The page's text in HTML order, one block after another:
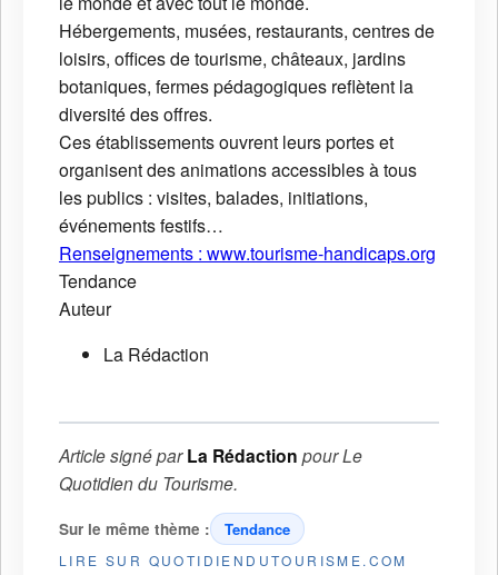
Hébergements, musées, restaurants, centres de
loisirs, offices de tourisme, châteaux, jardins
botaniques, fermes pédagogiques reflètent la
diversité des offres.
Ces établissements ouvrent leurs portes et
organisent des animations accessibles à tous
les publics : visites, balades, initiations,
événements festifs…
Renseignements : www.tourisme-handicaps.org
Tendance
Auteur
La Rédaction
Article signé parLa Rédaction pourLe
Quotidien du Tourisme.
Sur le même thème : Tendance
LIRE SUR QUOTIDIENDUTOURISME.COM